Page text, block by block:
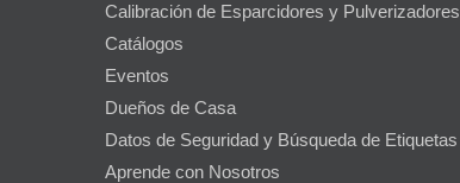
Calibración de Esparcidores y Pulverizadores
Catálogos
Eventos
Dueños de Casa
Datos de Seguridad y Búsqueda de Etiquetas
Aprende con Nosotros